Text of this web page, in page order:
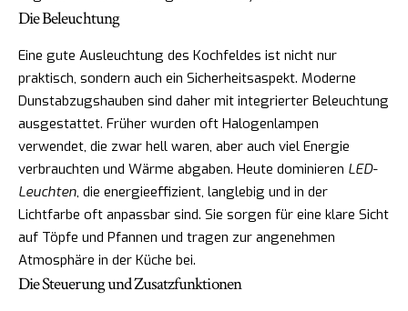
Die Beleuchtung
Eine gute Ausleuchtung des Kochfeldes ist nicht nur
praktisch, sondern auch ein Sicherheitsaspekt. Moderne
Dunstabzugshauben sind daher mit integrierter Beleuchtung
ausgestattet. Früher wurden oft Halogenlampen
verwendet, die zwar hell waren, aber auch viel Energie
verbrauchten und Wärme abgaben. Heute dominieren LED-
Leuchten, die energieeffizient, langlebig und in der
Lichtfarbe oft anpassbar sind. Sie sorgen für eine klare Sicht
auf Töpfe und Pfannen und tragen zur angenehmen
Atmosphäre in der Küche bei.
Die Steuerung und Zusatzfunktionen